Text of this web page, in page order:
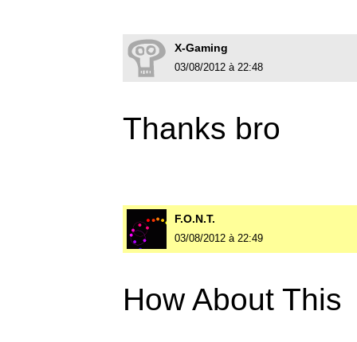
X-Gaming
03/08/2012 à 22:48
Thanks bro
F.O.N.T.
03/08/2012 à 22:49
How About This